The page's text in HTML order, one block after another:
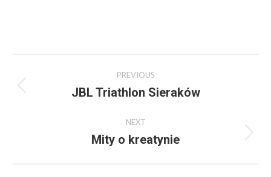
navigation
PREVIOUS
Previous
JBL Triathlon Sieraków
NEXT
Next
Mity o kreatynie